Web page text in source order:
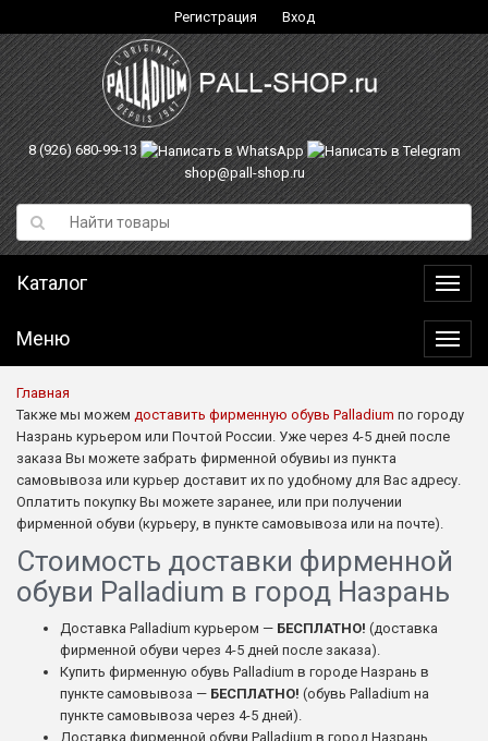
Регистрация Вход
8 (926) 680-99-13
shop@pall-shop.ru
Каталог
Меню
Меню
Главная
Также мы можем доставить фирменную обувь Palladium по городу
Назрань курьером или Почтой России. Уже через 4-5 дней после
заказа Вы можете забрать фирменной обувиы из пункта
самовывоза или курьер доставит их по удобному для Вас адресу.
Оплатить покупку Вы можете заранее, или при получении
фирменной обуви (курьеру, в пункте самовывоза или на почте).
Стоимость доставки фирменной
обуви Palladium в город Назрань
Доставка Palladium курьером — БЕСПЛАТНО! (доставка
фирменной обуви через 4-5 дней после заказа).
Купить фирменную обувь Palladium в городе Назрань в
пункте самовывоза — БЕСПЛАТНО! (обувь Palladium на
пункте самовывоза через 4-5 дней).
Доставка фирменной обуви Palladium в город Назрань